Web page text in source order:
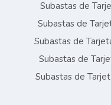
Subastas de
Subastas de
Subastas de
Subastas de
Subastas de